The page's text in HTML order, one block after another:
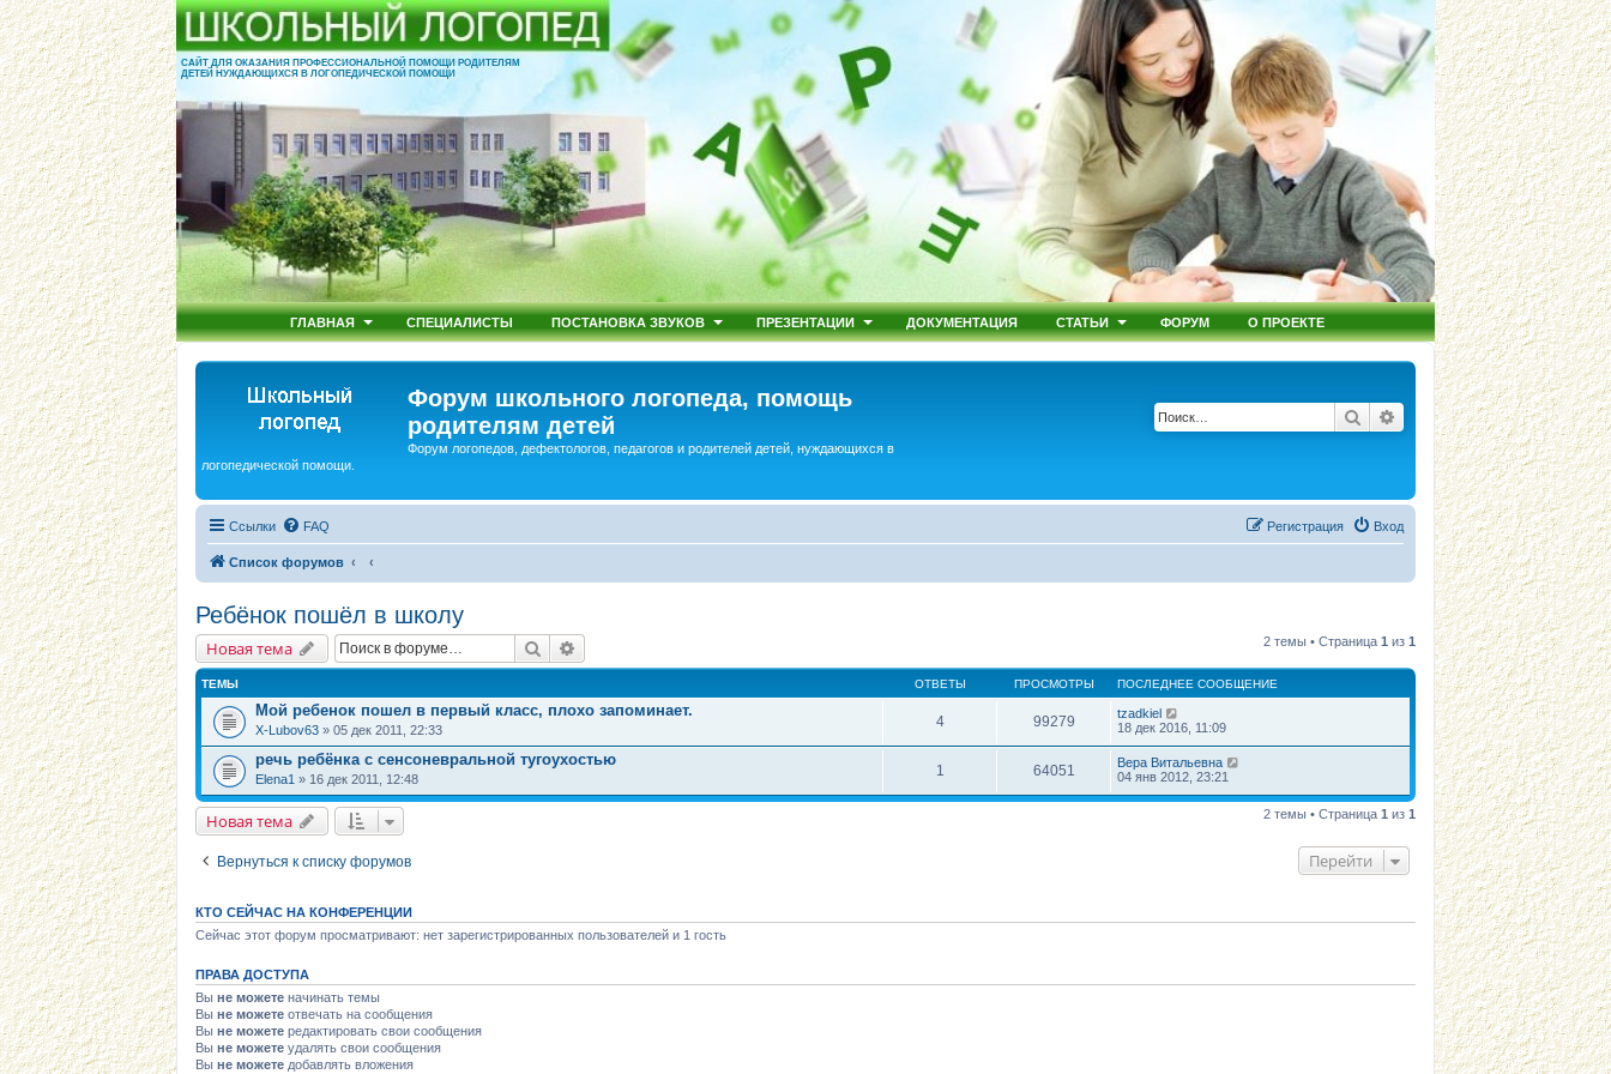
САЙТ ДЛЯ ОКАЗАНИЯ ПРОФЕССИОНАЛЬНОЙ ПОМОЩИ РОДИТЕЛЯМ
ДЕТЕЙ НУЖДАЮЩИХСЯ В ЛОГОПЕДИЧЕСКОЙ ПОМОЩИ
ГЛАВНАЯ СПЕЦИАЛИСТЫ ПОСТАНОВКА ЗВУКОВ ПРЕЗЕНТАЦИИ ДОКУМЕНТАЦИЯ СТАТЬИ ФОРУМ О ПРОЕКТЕ
Форум школьного логопеда, помощь
родителям детей
Форум логопедов, дефектологов, педагогов и родителей детей, нуждающихся в
логопедической помощи.
Поиск Расширенный поиск
Ссылки FAQ Вход
Регистрация
Список форумов
Ребёнок пошёл в школу
Новая тема Поиск 2 темы • Страница 1 из 1
ТЕМЫ ОТВЕТЫ ПРОСМОТРЫ ПОСЛЕДНЕЕ СООБЩЕНИЕ
Мой ребенок пошел в первый класс, плохо запоминает.
X-Lubov63 » 05 дек 2011, 22:33
4 99279
tzadkiel
18 дек 2016, 11:09
речь ребёнка с сенсоневральной тугоухостью
Elena1 » 16 дек 2011, 12:48
1 64051
Вера Витальевна
04 янв 2012, 23:21
Новая тема 2 темы • Страница 1 из 1
Вернуться к списку форумов Перейти
КТО СЕЙЧАС НА КОНФЕРЕНЦИИ
Сейчас этот форум просматривают: нет зарегистрированных пользователей и 1 гость
ПРАВА ДОСТУПА
Вы не можете начинать темы
Вы не можете отвечать на сообщения
Вы не можете редактировать свои сообщения
Вы не можете удалять свои сообщения
Вы не можете добавлять вложения